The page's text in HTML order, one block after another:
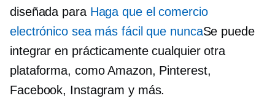
diseñada para Haga que el comercio
electrónico sea más fácil que nuncaSe puede
integrar en prácticamente cualquier otra
plataforma, como Amazon, Pinterest,
Facebook, Instagram y más.